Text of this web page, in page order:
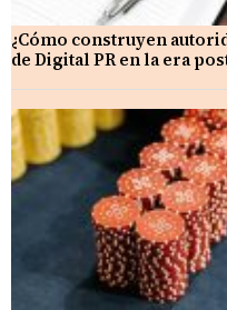
¿Cómo construyen
de Digital PR en la era